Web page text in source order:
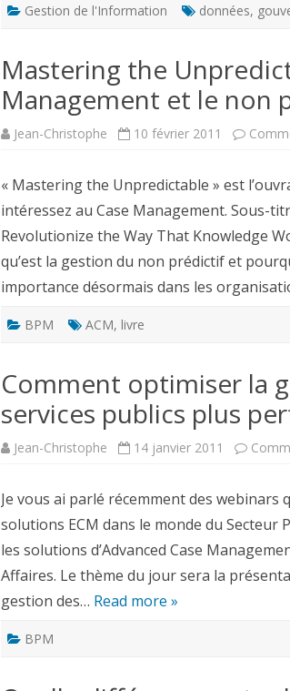
Gestion de l'Information données,
Mastering the
Management et le non
Jean-Christophe 10 février 2011
« Mastering the Unpredictable » est
intéressez au Case Management. Sous-
Revolutionize the Way That Knowledge
qu’est la gestion du non prédictif et
importance désormais dans les
BPM ACM, livre
Comment optimiser la
services publics plus
Jean-Christophe 14 janvier 2011
Je vous ai parlé récemment des
solutions ECM dans le monde du Secteur
les solutions d’Advanced Case
Affaires. Le thème du jour sera la
gestion des… Read more »
BPM